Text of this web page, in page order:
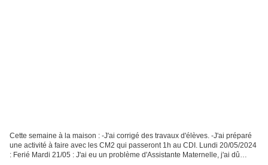
Cette semaine à la maison : -J'ai corrigé des travaux d'élèves. -J'ai préparé
une activité à faire avec les CM2 qui passeront 1h au CDI. Lundi 20/05/2024
: Ferié Mardi 21/05 : J'ai eu un problème d'Assistante Maternelle, j'ai dû